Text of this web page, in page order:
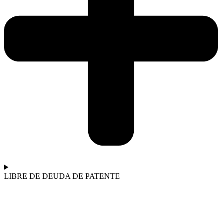
LIBRE DE DEUDA DE PATENTE